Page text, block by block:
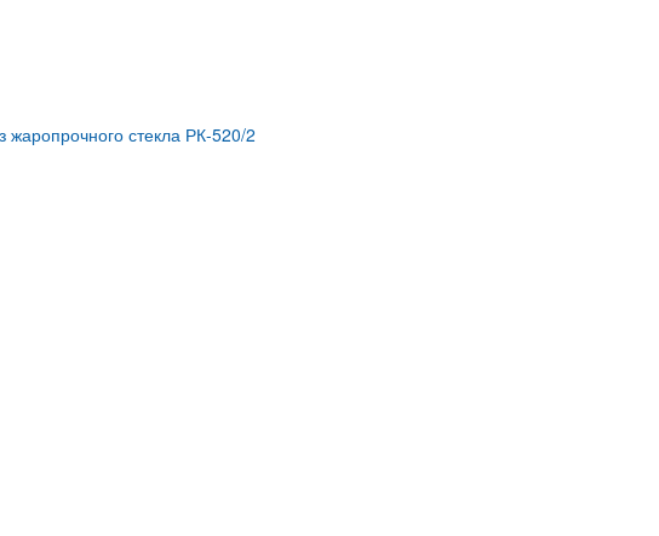
стекла РК-520/2